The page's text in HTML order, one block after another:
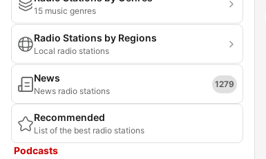
15 music genres
Radio Stations by Regions
Local radio stations
News
News radio stations
1279
Recommended
List of the best radio stations
Podcasts